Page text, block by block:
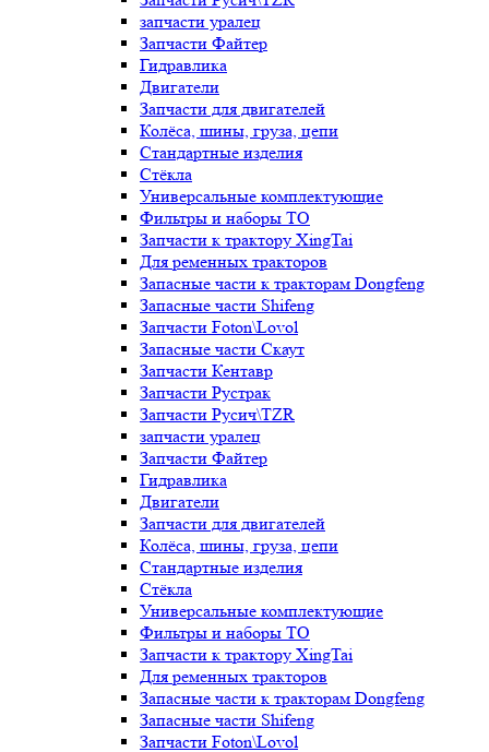
запчасти уралец
Запчасти Файтер
Гидравлика
Двигатели
Запчасти для двигателей
Колёса, шины, груза, цепи
Стандартные изделия
Стёкла
Универсальные комплектующие
Фильтры и наборы ТО
Запчасти к трактору XingTai
Для ременных тракторов
Запасные части к тракторам Dongfeng
Запасные части Shifeng
Запчасти Foton\Lovol
Запасные части Скаут
Запчасти Кентавр
Запчасти Рустрак
Запчасти Русич\TZR
запчасти уралец
Запчасти Файтер
Гидравлика
Двигатели
Запчасти для двигателей
Колёса, шины, груза, цепи
Стандартные изделия
Стёкла
Универсальные комплектующие
Фильтры и наборы ТО
Запчасти к трактору XingTai
Для ременных тракторов
Запасные части к тракторам Dongfeng
Запасные части Shifeng
Запчасти Foton\Lovol